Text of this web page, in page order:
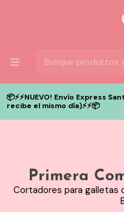
📦⚡️⚡️NUEVO! Envío Express
recibe el mismo día)⚡️⚡️📦
Primera
Cortadores para galletas